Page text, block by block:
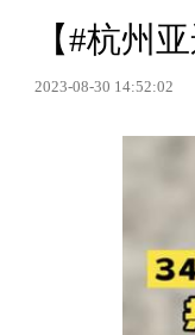
【#杭州
2023-08-30 14:52:02